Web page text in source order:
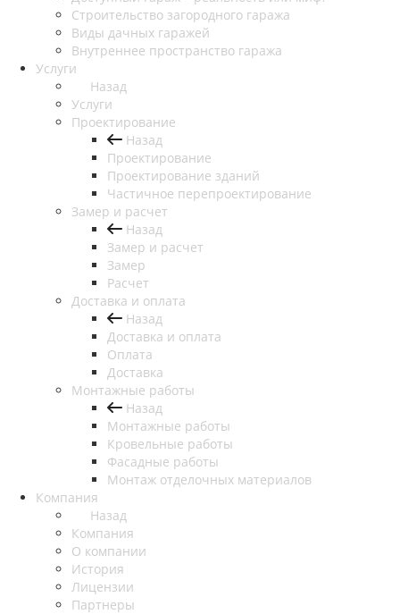
Строительство загородного гаража
Виды дачных гаражей
Внутреннее пространство гаража
Услуги
Назад
Услуги
Проектирование
Назад
Проектирование
Проектирование зданий
Частичное перепроектирование
Замер и расчет
Назад
Замер и расчет
Замер
Расчет
Доставка и оплата
Назад
Доставка и оплата
Оплата
Доставка
Монтажные работы
Назад
Монтажные работы
Кровельные работы
Фасадные работы
Монтаж отделочных материалов
Компания
Назад
Компания
О компании
История
Лицензии
Партнеры